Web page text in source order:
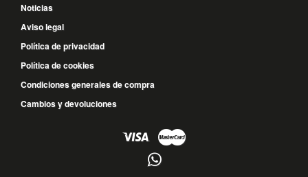
Noticias
Aviso legal
Política de privacidad
Política de cookies
Condiciones generales de compra
Cambios y devoluciones